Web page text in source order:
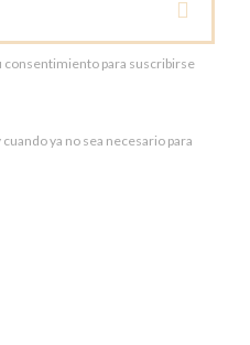
consentimiento para suscribirse
ya no sea necesario para